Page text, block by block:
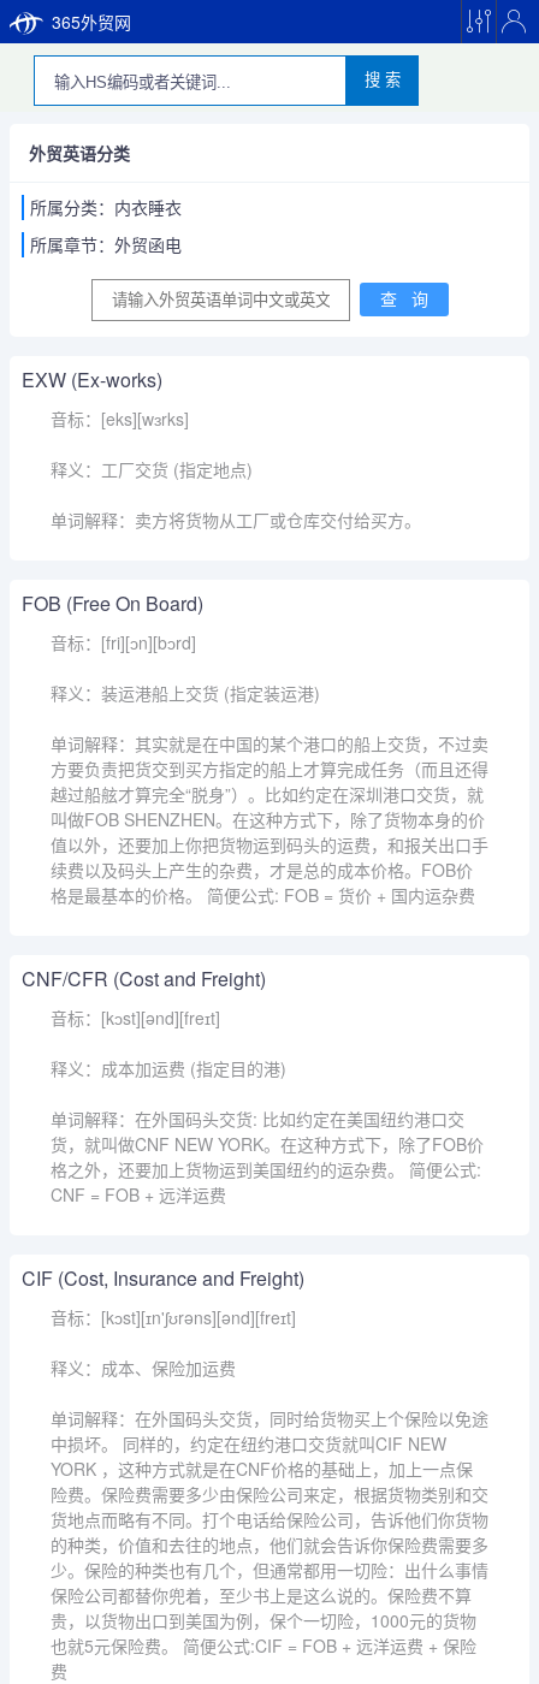
365外贸网
搜 索
外贸英语分类
所属分类：内衣睡衣
所属章节：外贸函电
EXW (Ex-works)
音标：[eks][wɜrks]
释义：工厂交货 (指定地点)
单词解释：卖方将货物从工厂或仓库交付给买方。
FOB (Free On Board)
音标：[fri][ɔn][bɔrd]
释义：装运港船上交货 (指定装运港)
单词解释：其实就是在中国的某个港口的船上交货，不过卖
方要负责把货交到买方指定的船上才算完成任务（而且还得
越过船舷才算完全“脱身”）。比如约定在深圳港口交货，就
叫做FOB SHENZHEN。在这种方式下，除了货物本身的价
值以外，还要加上你把货物运到码头的运费，和报关出口手
续费以及码头上产生的杂费，才是总的成本价格。FOB价
格是最基本的价格。 简便公式: FOB = 货价 + 国内运杂费
CNF/CFR (Cost and Freight)
音标：[kɔst][ənd][freɪt]
释义：成本加运费 (指定目的港)
单词解释：在外国码头交货: 比如约定在美国纽约港口交
货，就叫做CNF NEW YORK。在这种方式下，除了FOB价
格之外，还要加上货物运到美国纽约的运杂费。 简便公式:
CNF = FOB + 远洋运费
CIF (Cost, Insurance and Freight)
音标：[kɔst][ɪn'ʃʊrəns][ənd][freɪt]
释义：成本、保险加运费
单词解释：在外国码头交货，同时给货物买上个保险以免途
中损坏。 同样的，约定在纽约港口交货就叫CIF NEW
YORK ，这种方式就是在CNF价格的基础上，加上一点保
险费。保险费需要多少由保险公司来定，根据货物类别和交
货地点而略有不同。打个电话给保险公司，告诉他们你货物
的种类，价值和去往的地点，他们就会告诉你保险费需要多
少。保险的种类也有几个，但通常都用一切险：出什么事情
保险公司都替你兜着，至少书上是这么说的。保险费不算
贵，以货物出口到美国为例，保个一切险，1000元的货物
也就5元保险费。 简便公式:CIF = FOB + 远洋运费 + 保险
费